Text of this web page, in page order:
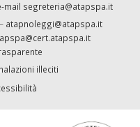
mail segreteria@atapspa.it
atapnoleggi@atapspa.it
illeciti